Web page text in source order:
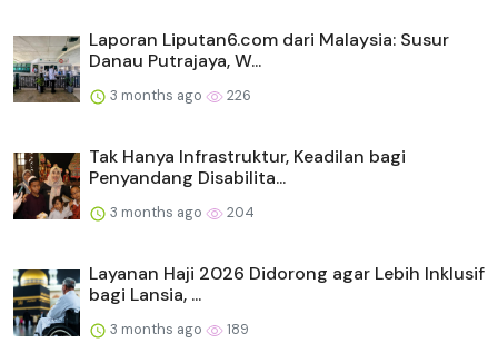
Laporan Liputan6.com dari Malaysia: Susur
Danau Putrajaya, W...
3 months ago 226
Tak Hanya Infrastruktur, Keadilan bagi
Penyandang Disabilita...
3 months ago 204
Layanan Haji 2026 Didorong agar Lebih Inklusif
bagi Lansia, ...
3 months ago 189